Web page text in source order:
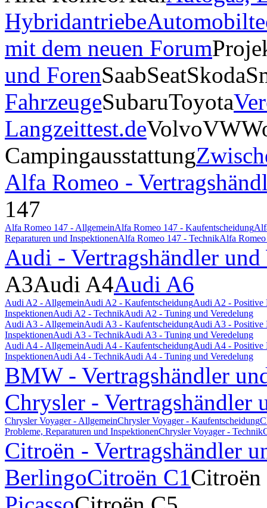
Hybridantriebe
mit dem neuen Forum
und ForenSaabSeatSkoda
FahrzeugeSubaruToyota
Langzeittest.deVolvoVW
Campingausstattung
Alfa Romeo -
147
Alfa Romeo 147 - AllgemeinAlfa Romeo 147 - Kaufentscheidung
Reparaturen und InspektionenAlfa Romeo 147 - TechnikAlfa
Audi - Vertragshändler und
A3Audi A4Audi A6
Audi A2 - AllgemeinAudi A2 - KaufentscheidungAudi A2 - Positive
InspektionenAudi A2 - TechnikAudi A2 - Tuning und Veredelung
Audi A3 - AllgemeinAudi A3 - KaufentscheidungAudi A3 - Positive
InspektionenAudi A3 - TechnikAudi A3 - Tuning und Veredelung
Audi A4 - AllgemeinAudi A4 - KaufentscheidungAudi A4 - Positive
InspektionenAudi A4 - TechnikAudi A4 - Tuning und Veredelung
BMW - Vertragshändler
Chrysler - Vertragshändler
Chrysler Voyager - AllgemeinChrysler Voyager - Kaufentscheidung
Probleme, Reparaturen und InspektionenChrysler Voyager - Technik
Citroën - Vertragshändler
BerlingoCitroën C1Citroën